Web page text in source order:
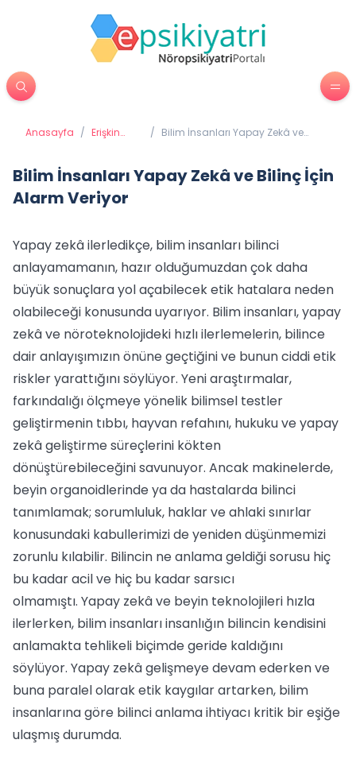
Anasayfa / Erişkin
/ Bilim İnsanları Yapay Zekâ ve
Bilim İnsanları Yapay Zekâ ve Bilinç İçin
Alarm Veriyor
Yapay zekâ ilerledikçe, bilim insanları bilinci
anlayamamanın, hazır olduğumuzdan çok daha
büyük sonuçlara yol açabilecek etik hatalara neden
olabileceği konusunda uyarıyor. Bilim insanları, yapay
zekâ ve nöroteknolojideki hızlı ilerlemelerin, bilince
dair anlayışımızın önüne geçtiğini ve bunun ciddi etik
riskler yarattığını söylüyor. Yeni araştırmalar,
farkındalığı ölçmeye yönelik bilimsel testler
geliştirmenin tıbbı, hayvan refahını, hukuku ve yapay
zekâ geliştirme süreçlerini kökten
dönüştürebileceğini savunuyor. Ancak makinelerde,
beyin organoidlerinde ya da hastalarda bilinci
tanımlamak; sorumluluk, haklar ve ahlaki sınırlar
konusundaki kabullerimizi de yeniden düşünmemizi
zorunlu kılabilir. Bilincin ne anlama geldiği sorusu hiç
bu kadar acil ve hiç bu kadar sarsıcı
olmamıştı. Yapay zekâ ve beyin teknolojileri hızla
ilerlerken, bilim insanları insanlığın bilincin kendisini
anlamakta tehlikeli biçimde geride kaldığını
söylüyor. Yapay zekâ gelişmeye devam ederken ve
buna paralel olarak etik kaygılar artarken, bilim
insanlarına göre bilinci anlama ihtiyacı kritik bir eşiğe
ulaşmış durumda.